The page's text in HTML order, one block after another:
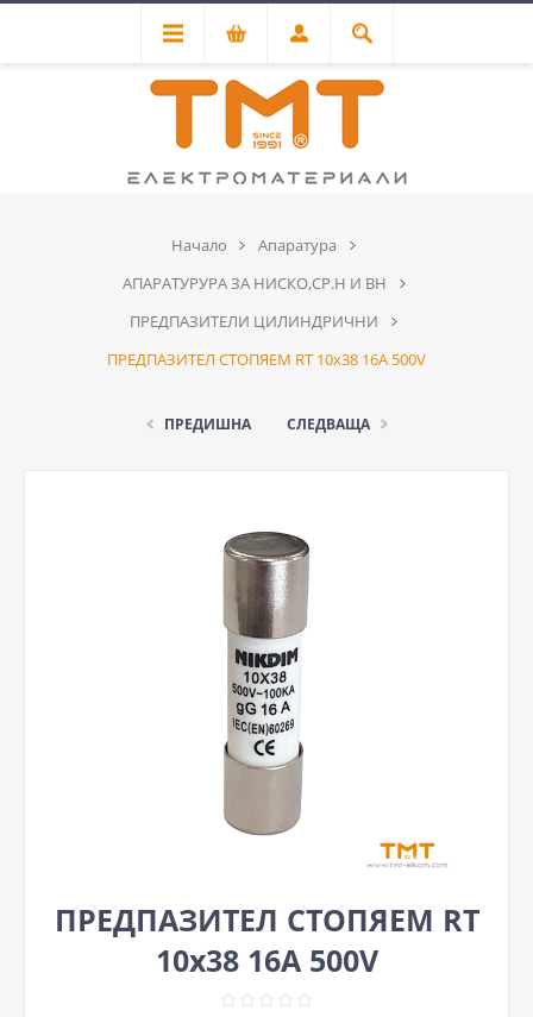
Начало
Апаратура
АПАРАТУРУРА ЗА НИСКО,СР.Н И ВН
ПРЕДПАЗИТЕЛИ ЦИЛИНДРИЧНИ
ПРЕДПАЗИТЕЛ СТОПЯЕМ RT 10х38 16A 500V
ПРЕДИШНА СЛЕДВАЩА
ПРЕДПАЗИТЕЛ СТОПЯЕМ RT
10х38 16A 500V